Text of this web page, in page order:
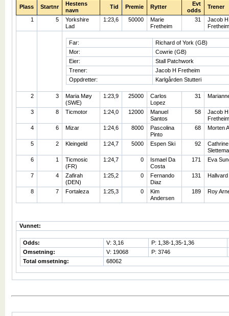
Plass Startnr
Hestens
navn
Tid Premie Rytter
Evt
odds
Trener
1 5
Yorkshire
Lad
1:23,6 50000
Marie
Fretheim
31
Jacob H
Fretheim
Far:
Richard of York (GB)
Mor:
Cowrie (GB)
Eier:
Stall Patchwork
Trener:
Jacob H Fretheim
Oppdretter:
Karlgården Stutteri
2 3
Maria Møy
(SWE)
1:23,9 25000
Carlos
Lopez
31
3 8 Ticmotor 1:24,0 12000
Manuel
Santos
58
Jacob H
Fretheim
4
6 Mizar 1:24,6 8000
Pascolina
Pinto
68 Morten
5 2 Kleingeld 1:24,7 5000 Espen Ski 92
6
1
Ticmosic
(FR)
1:24,7 0
Ismael Da
Costa
171 Eva
7 4
Zafirah
(DEN)
1:25,2 0
Fernando
Diaz
131 Hallvard
8 7 Fortaleza 1:25,3 0
Kim
Andersen
189 Roy
Vunnet:
Odds: V: 3,16
P: 1,38-1,35-1,36
Omsetning:
V: 19068
P: 3746
Total omsetning:
68062